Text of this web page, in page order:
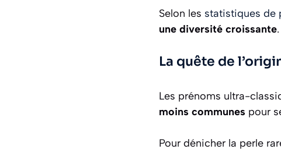
Selon les statistiques de
une diversité croissante
La quête de
Les prénoms ultra-
moins communes pour
Pour dénicher la perle